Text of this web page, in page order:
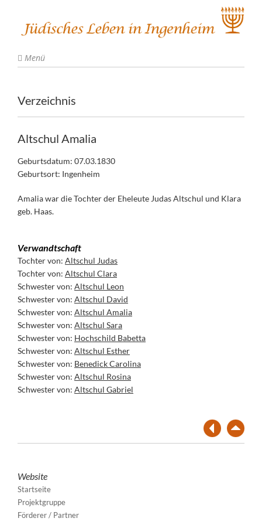
Menü
Verzeichnis
Altschul Amalia
Geburtsdatum: 07.03.1830
Geburtsort: Ingenheim
Amalia war die Tochter der Eheleute Judas Altschul und Klara
geb. Haas.
Verwandtschaft
Tochter von: Altschul Judas
Tochter von: Altschul Clara
Schwester von: Altschul Leon
Schwester von: Altschul David
Schwester von: Altschul Amalia
Schwester von: Altschul Sara
Schwester von: Hochschild Babetta
Schwester von: Altschul Esther
Schwester von: Benedick Carolina
Schwester von: Altschul Rosina
Schwester von: Altschul Gabriel
Website
Startseite
Projektgruppe
Förderer / Partner